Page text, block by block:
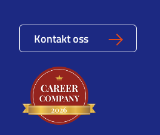
Kontakt oss